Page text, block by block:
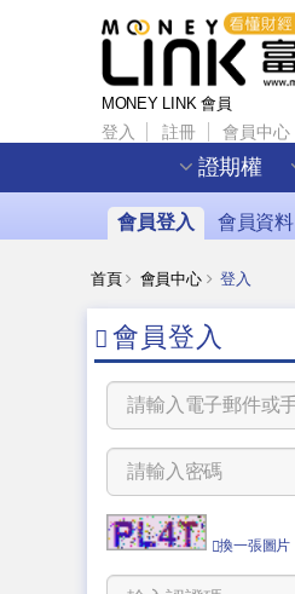
MONEY LINK 會員
登入 註冊 會員中心
證期權
會員登入 會員資料
首頁 會員中心 登入
會員登入
換一張圖片